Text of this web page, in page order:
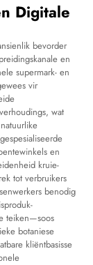
Digitale
bevorder
en
supermark- en
vir
wat
en
kruie-
tot verbruikers
benodig
teiken—soos
botaniese
kliëntbasisse